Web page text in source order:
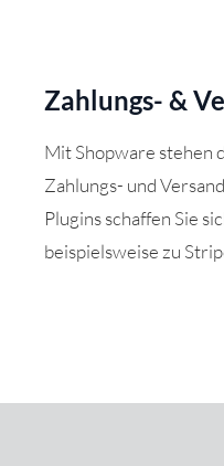
Zahlungs- &
Mit Shopware stehen
Zahlungs- und
Plugins schaffen Sie
beispielsweise zu